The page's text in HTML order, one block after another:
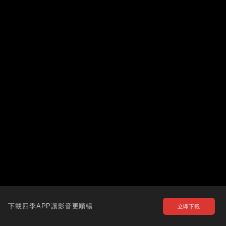
下載四季APP讓影音更順暢 立即下載